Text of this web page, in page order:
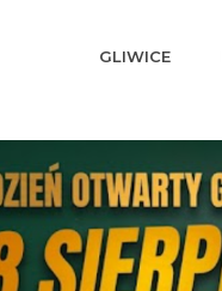
GLIWICE